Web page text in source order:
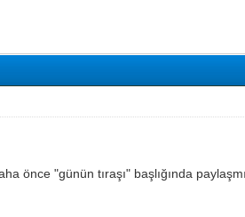
önce "günün tıraşı" başlığında